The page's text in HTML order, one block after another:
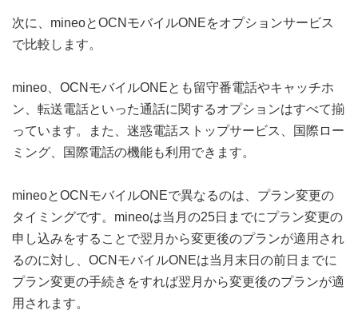
次に、mineoとOCNモバイルONEをオプションサービス
で比較します。
mineo、OCNモバイルONEとも留守番電話やキャッチホ
ン、転送電話といった通話に関するオプションはすべて揃
っています。また、迷惑電話ストップサービス、国際ロー
ミング、国際電話の機能も利用できます。
mineoとOCNモバイルONEで異なるのは、プラン変更の
タイミングです。mineoは当月の25日までにプラン変更の
申し込みをすることで翌月から変更後のプランが適用され
るのに対し、OCNモバイルONEは当月末日の前日までに
プラン変更の手続きをすれば翌月から変更後のプランが適
用されます。